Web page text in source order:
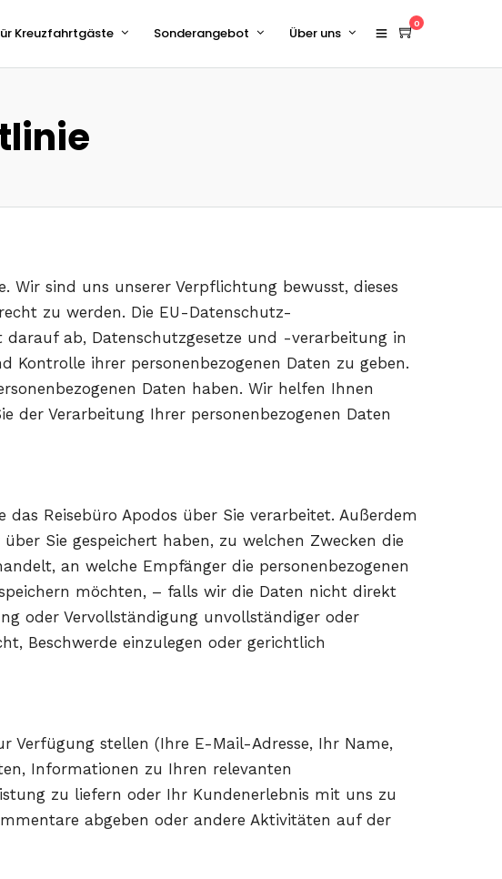
Kreuzfahrtgäste Sonderangebot Über uns
0
Wir sind uns unserer Verpflichtung bewusst, dieses
zu werden. Die EU-Datenschutz-
darauf ab, Datenschutzgesetze und -verarbeitung in
ihrer personenbezogenen Daten zu geben.
Daten haben. Wir helfen Ihnen
der Verarbeitung Ihrer personenbezogenen Daten
Reisebüro Apodos über Sie verarbeitet. Außerdem
Sie gespeichert haben, zu welchen Zwecken die
an welche Empfänger die personenbezogenen
möchten, – falls wir die Daten nicht direkt
oder Vervollständigung unvollständiger oder
Beschwerde einzulegen oder gerichtlich
Verfügung stellen (Ihre E-Mail-Adresse, Ihr Name,
Informationen zu Ihren relevanten
zu liefern oder Ihr Kundenerlebnis mit uns zu
abgeben oder andere Aktivitäten auf der